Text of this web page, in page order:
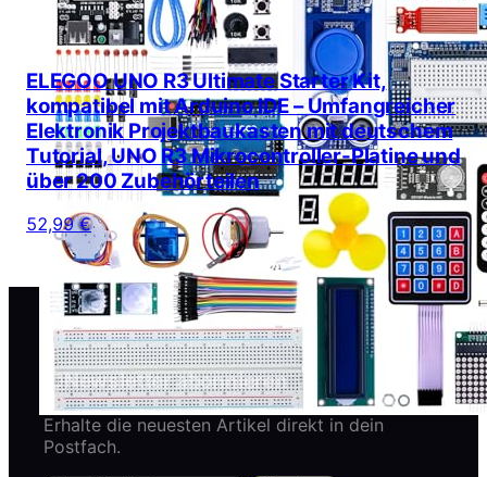
ELEGOO UNO R3 Ultimate Starter Kit,
kompatibel mit Arduino IDE – Umfangreicher
Elektronik Projektbaukasten mit deutschem
Tutorial, UNO R3 Mikrocontroller-Platine und
über 200 Zubehörteilen
52,99 €
Newsletter abonnieren
Erhalte die neuesten Artikel direkt in dein
Postfach.